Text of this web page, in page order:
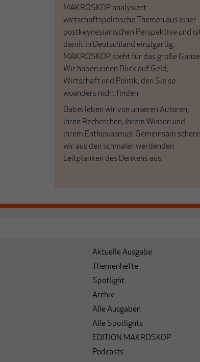
MAKROSKOP analysiert
wirtschaftspolitische Themen aus einer
postkeynesianischen Perspektive und
damit in Deutschland einzigartig.
MAKROSKOP steht für das große
Wir haben einen Blick auf Geld,
Wirtschaft und Politik, den Sie so
woanders nicht finden.
Dabei leben wir von unseren Autoren,
ihren Recherchen, ihrem Wissen und
ihrem Enthusiasmus. Gemeinsam
wir aus den schmaler werdenden
Leitplanken des Denkens aus.
Aktuelle Ausgabe
Themenhefte
Spotlight
Archiv
Alle Ausgaben
Alle Spotlights
EDITION MAKROSKOP
Podcasts